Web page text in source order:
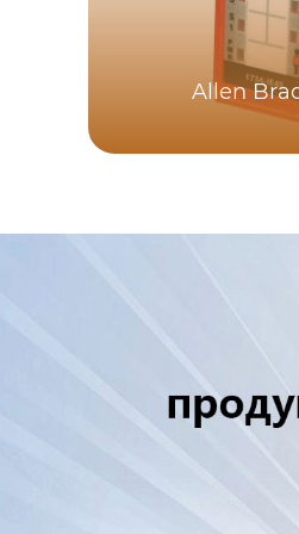
Allen